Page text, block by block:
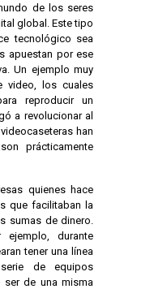
de los seres
global. Este tipo
tecnológico sea
apuestan por ese
Un ejemplo muy
video, los cuales
reproducir un
a revolucionar al
han
prácticamente
quienes hace
que facilitaban la
sumas de dinero.
durante
tener una línea
de equipos
de una misma